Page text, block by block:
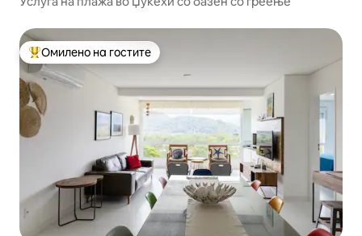
Меѓу најуспешните „Омилени на гостите“
Омилено на гостите